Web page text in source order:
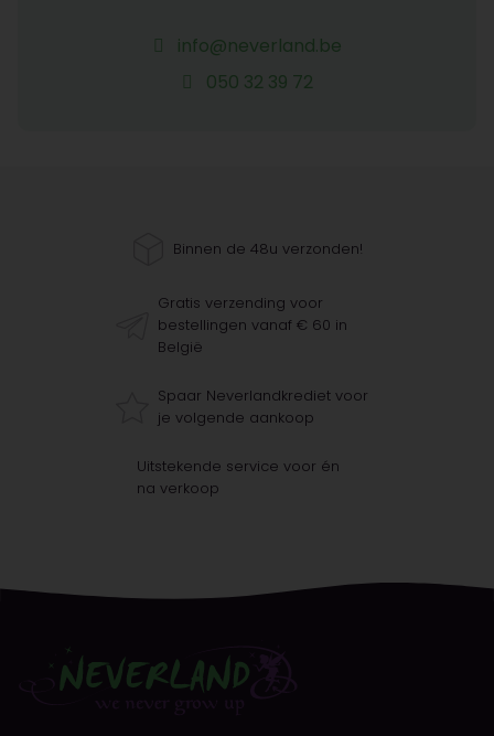
info@neverland.be
050 32 39 72
Binnen de 48u verzonden!
Gratis verzending voor
bestellingen vanaf € 60 in
België
Spaar Neverlandkrediet voor
je volgende aankoop
Uitstekende service voor én
na verkoop